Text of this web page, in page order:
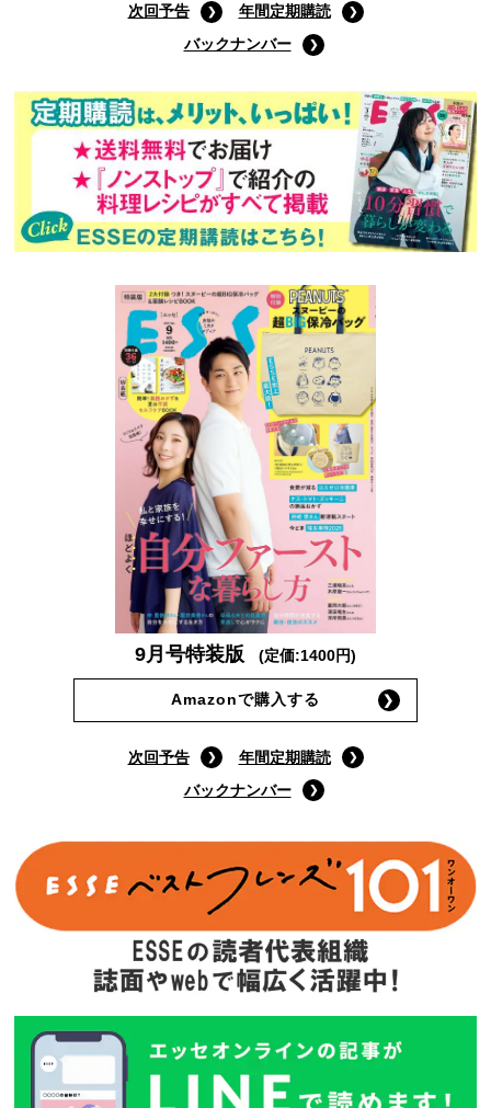
次回予告
年間定期購読
バックナンバー
9月号特装版 (定価:1400円)
Amazonで購入する
次回予告
年間定期購読
バックナンバー